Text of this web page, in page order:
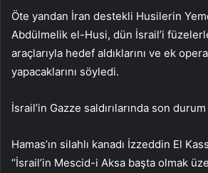
Öte yandan İran destekli Husilerin
Abdülmelik el-Husi, dün İsrail’i
araçlarıyla hedef aldıklarını ve ek
yapacaklarını söyledi.
İsrail’in Gazze saldırılarında son durum
Hamas’ın silahlı kanadı İzzeddin El
“İsrail’in Mescid-i Aksa başta olmak